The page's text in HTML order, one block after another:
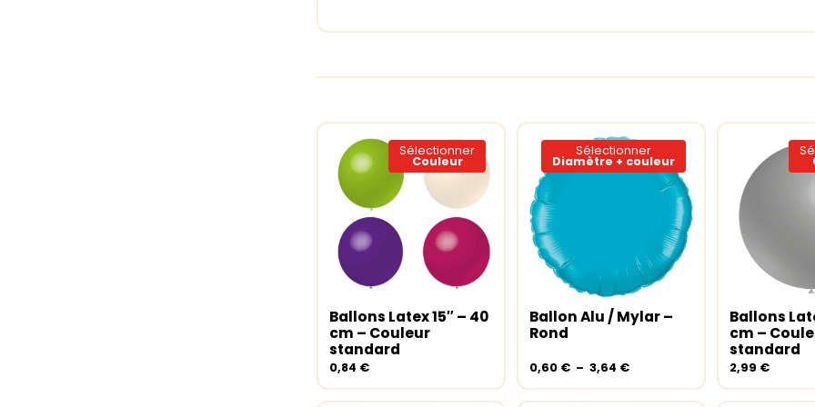
Sélectionner
Couleur
Choix des options
Ce
produit
plusieurs
options
peuvent
Ballons Latex 15″ – 40
cm – Couleur
standard
0,84 €
Sélectionner
Diamètre + couleur
Choix des options
Ce
variations.
options
peuvent
Ballon Alu / Mylar –
Rond
0,60 € – 3,64 €Plage
prix :
Choix
Ballons
cm –
standard
2,99 €